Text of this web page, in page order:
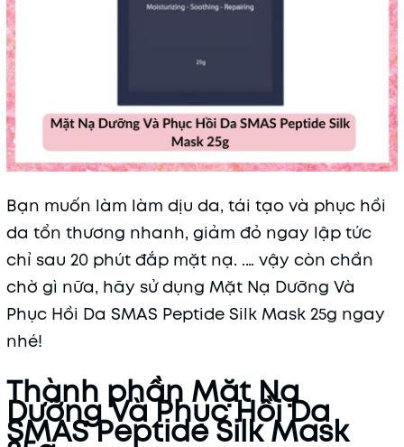
Bạn muốn làm làm dịu da, tái tạo và phục hồi
da tổn thương nhanh, giảm đỏ ngay lập tức
chỉ sau 20 phút đắp mặt nạ. .… vậy còn chần
chờ gì nữa, hãy sử dụng Mặt Nạ Dưỡng Và
Phục Hồi Da SMAS Peptide Silk Mask 25g ngay
nhé!
Thành phần Mặt Nạ
Dưỡng Và Phục Hồi Da
SMAS Peptide Silk Mask